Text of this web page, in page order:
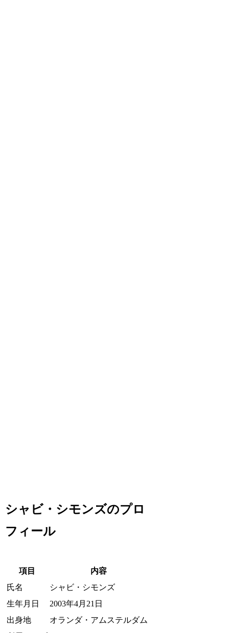
シャビ・シモンズのプロ
フィール
項目
内容
氏名
シャビ・シモンズ
生年月日
2003年4月21日
出身地
オランダ・アムステルダム